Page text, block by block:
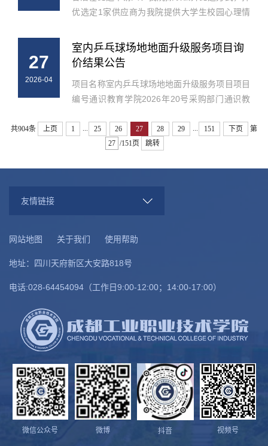
优选定1家供应商为我院提供大学生校园心理情
供应商参加本次公开比选活动。一、项目基本情
况1.项目名称：大学生校园心理情...
27
2026-04
室内乒乓球场地地面升级服务项目询
价结果公告
项目名称室内乒乓球场地地面升级服务项目项目
编号通识教育学院2026年20号采购部门通识教
小组评审开始时间2026年4月27日11时00分询价
小组评审结束时间2026年4月27日11...
共904条 上页 1 25 26 27 28 29 151 下页
第
/151页
跳转
友情链接
网站地图 关于我们 使用帮助
地址：四川天府新区大安路818号
电话:028-64454094（工作日9:00-12:00；14:00-17:00）
微信公众号 微博 抖音 视频号